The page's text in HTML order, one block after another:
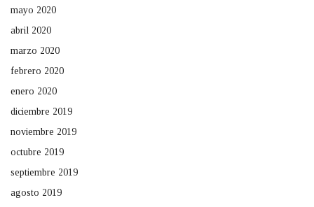
mayo 2020
abril 2020
marzo 2020
febrero 2020
enero 2020
diciembre 2019
noviembre 2019
octubre 2019
septiembre 2019
agosto 2019